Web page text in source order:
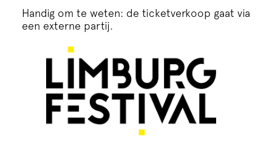
Handig om te weten: de ticketverkoop gaat via
een externe partij.